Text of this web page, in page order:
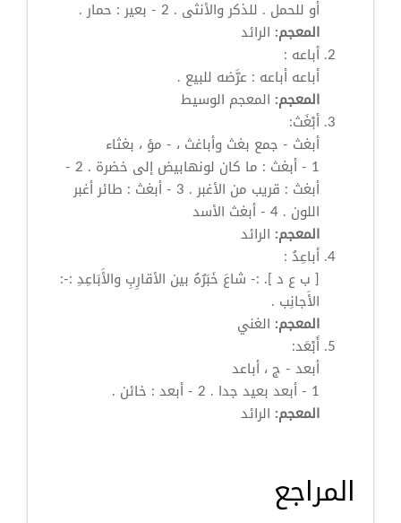
أو للحمل . للذكر والأنثى . 2 - بعير : حمار .
المعجم: الرائد
أباعه :
أباعه أباعه : عرَّضه للبيع .
المعجم: المعجم الوسيط
أبْغَث:
أبغث - جمع بغث وأباغث ، - مؤ ، بغثاء
1 - أبغث : ما كان لونهابيض إلى خضرة . 2 -
أبغث : قريب من الأغبر . 3 - أبغث : طائر أغبر
اللون . 4 - أبغث الأسد
المعجم: الرائد
أباعِدُ :
[ ب ع د ]. :- شاعَ خَبَرُهُ بين الأقارِبِ والأَبَاعِدِ :-:
الأَجانِب .
المعجم: الغني
أَبْعَد:
أبعد - ج ، أباعد
1 - أبعد بعيد جدا . 2 - أبعد : خائن .
المعجم: الرائد
المراجع